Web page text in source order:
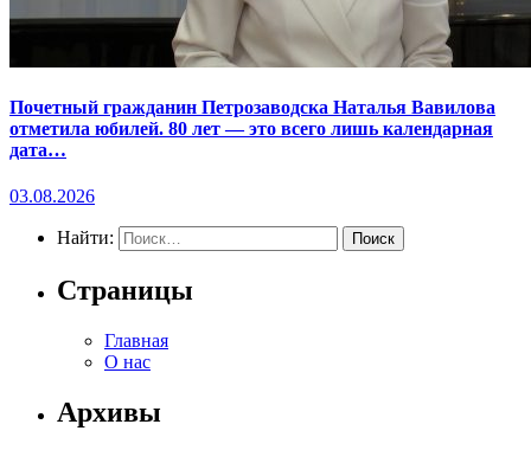
Почетный гражданин Петрозаводска Наталья Вавилова
отметила юбилей. 80 лет — это всего лишь календарная
дата…
03.08.2026
Найти:
Страницы
Главная
О нас
Архивы